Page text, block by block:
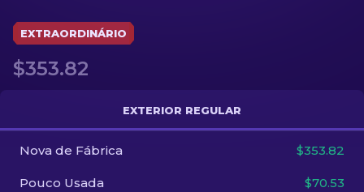
Luvas
Outro
PT-BR
EXTRAORDINÁRIO
$353.82
EXTERIOR REGULAR
Nova de Fábrica $353.82
Pouco Usada $70.53